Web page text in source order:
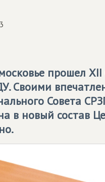
прошел XII
. Своими
Совета
в новый состав